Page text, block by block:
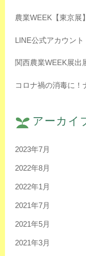
農業WEEK【東京展
LINE公式アカウント
関西農業WEEK展出
コロナ禍の消毒に！
アーカイ
2023年7月
2022年8月
2022年1月
2021年7月
2021年5月
2021年3月